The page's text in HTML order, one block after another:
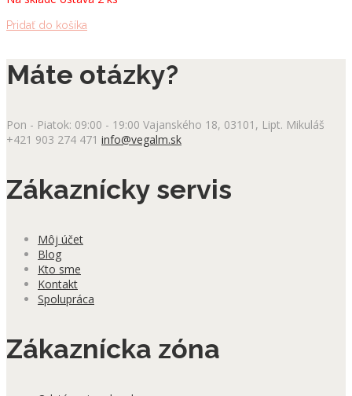
Pridať do košíka
Máte otázky?
Pon - Piatok: 09:00 - 19:00 Vajanského 18, 03101, Lipt. Mikuláš
+421 903 274 471 info@vegalm.sk
Zákaznícky servis
Môj účet
Blog
Kto sme
Kontakt
Spolupráca
Zákaznícka zóna